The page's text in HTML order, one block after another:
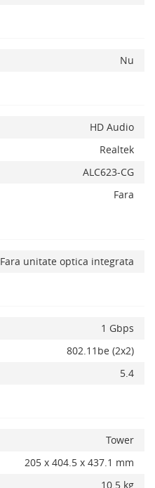
Nu
HD Audio
Realtek
ALC623-CG
Fara
Fara unitate optica integrata
1 Gbps
802.11be (2x2)
5.4
Tower
205 x 404.5 x 437.1 mm
10.5 kg